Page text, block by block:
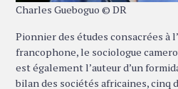
Charles Gueboguo © DR
Pionnier des études consacrées à
francophone, le sociologue
est également l’auteur d’un
bilan des sociétés africaines, cinq